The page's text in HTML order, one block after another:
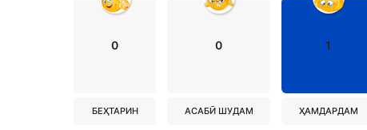
0
БЕҲТАРИН
0
АСАБӢ ШУДАМ
1
ҲАМДАРДАМ